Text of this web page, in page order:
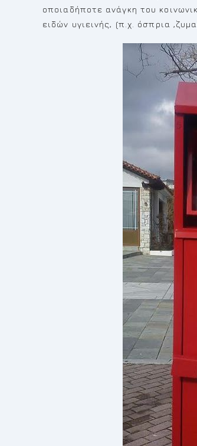
οποιαδήποτε ανάγκη του
ειδών υγιεινής, (π.χ. όσπρια